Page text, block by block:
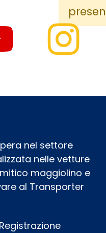
nel settore
nelle vetture
maggiolino e
al Transporter
Registrazione